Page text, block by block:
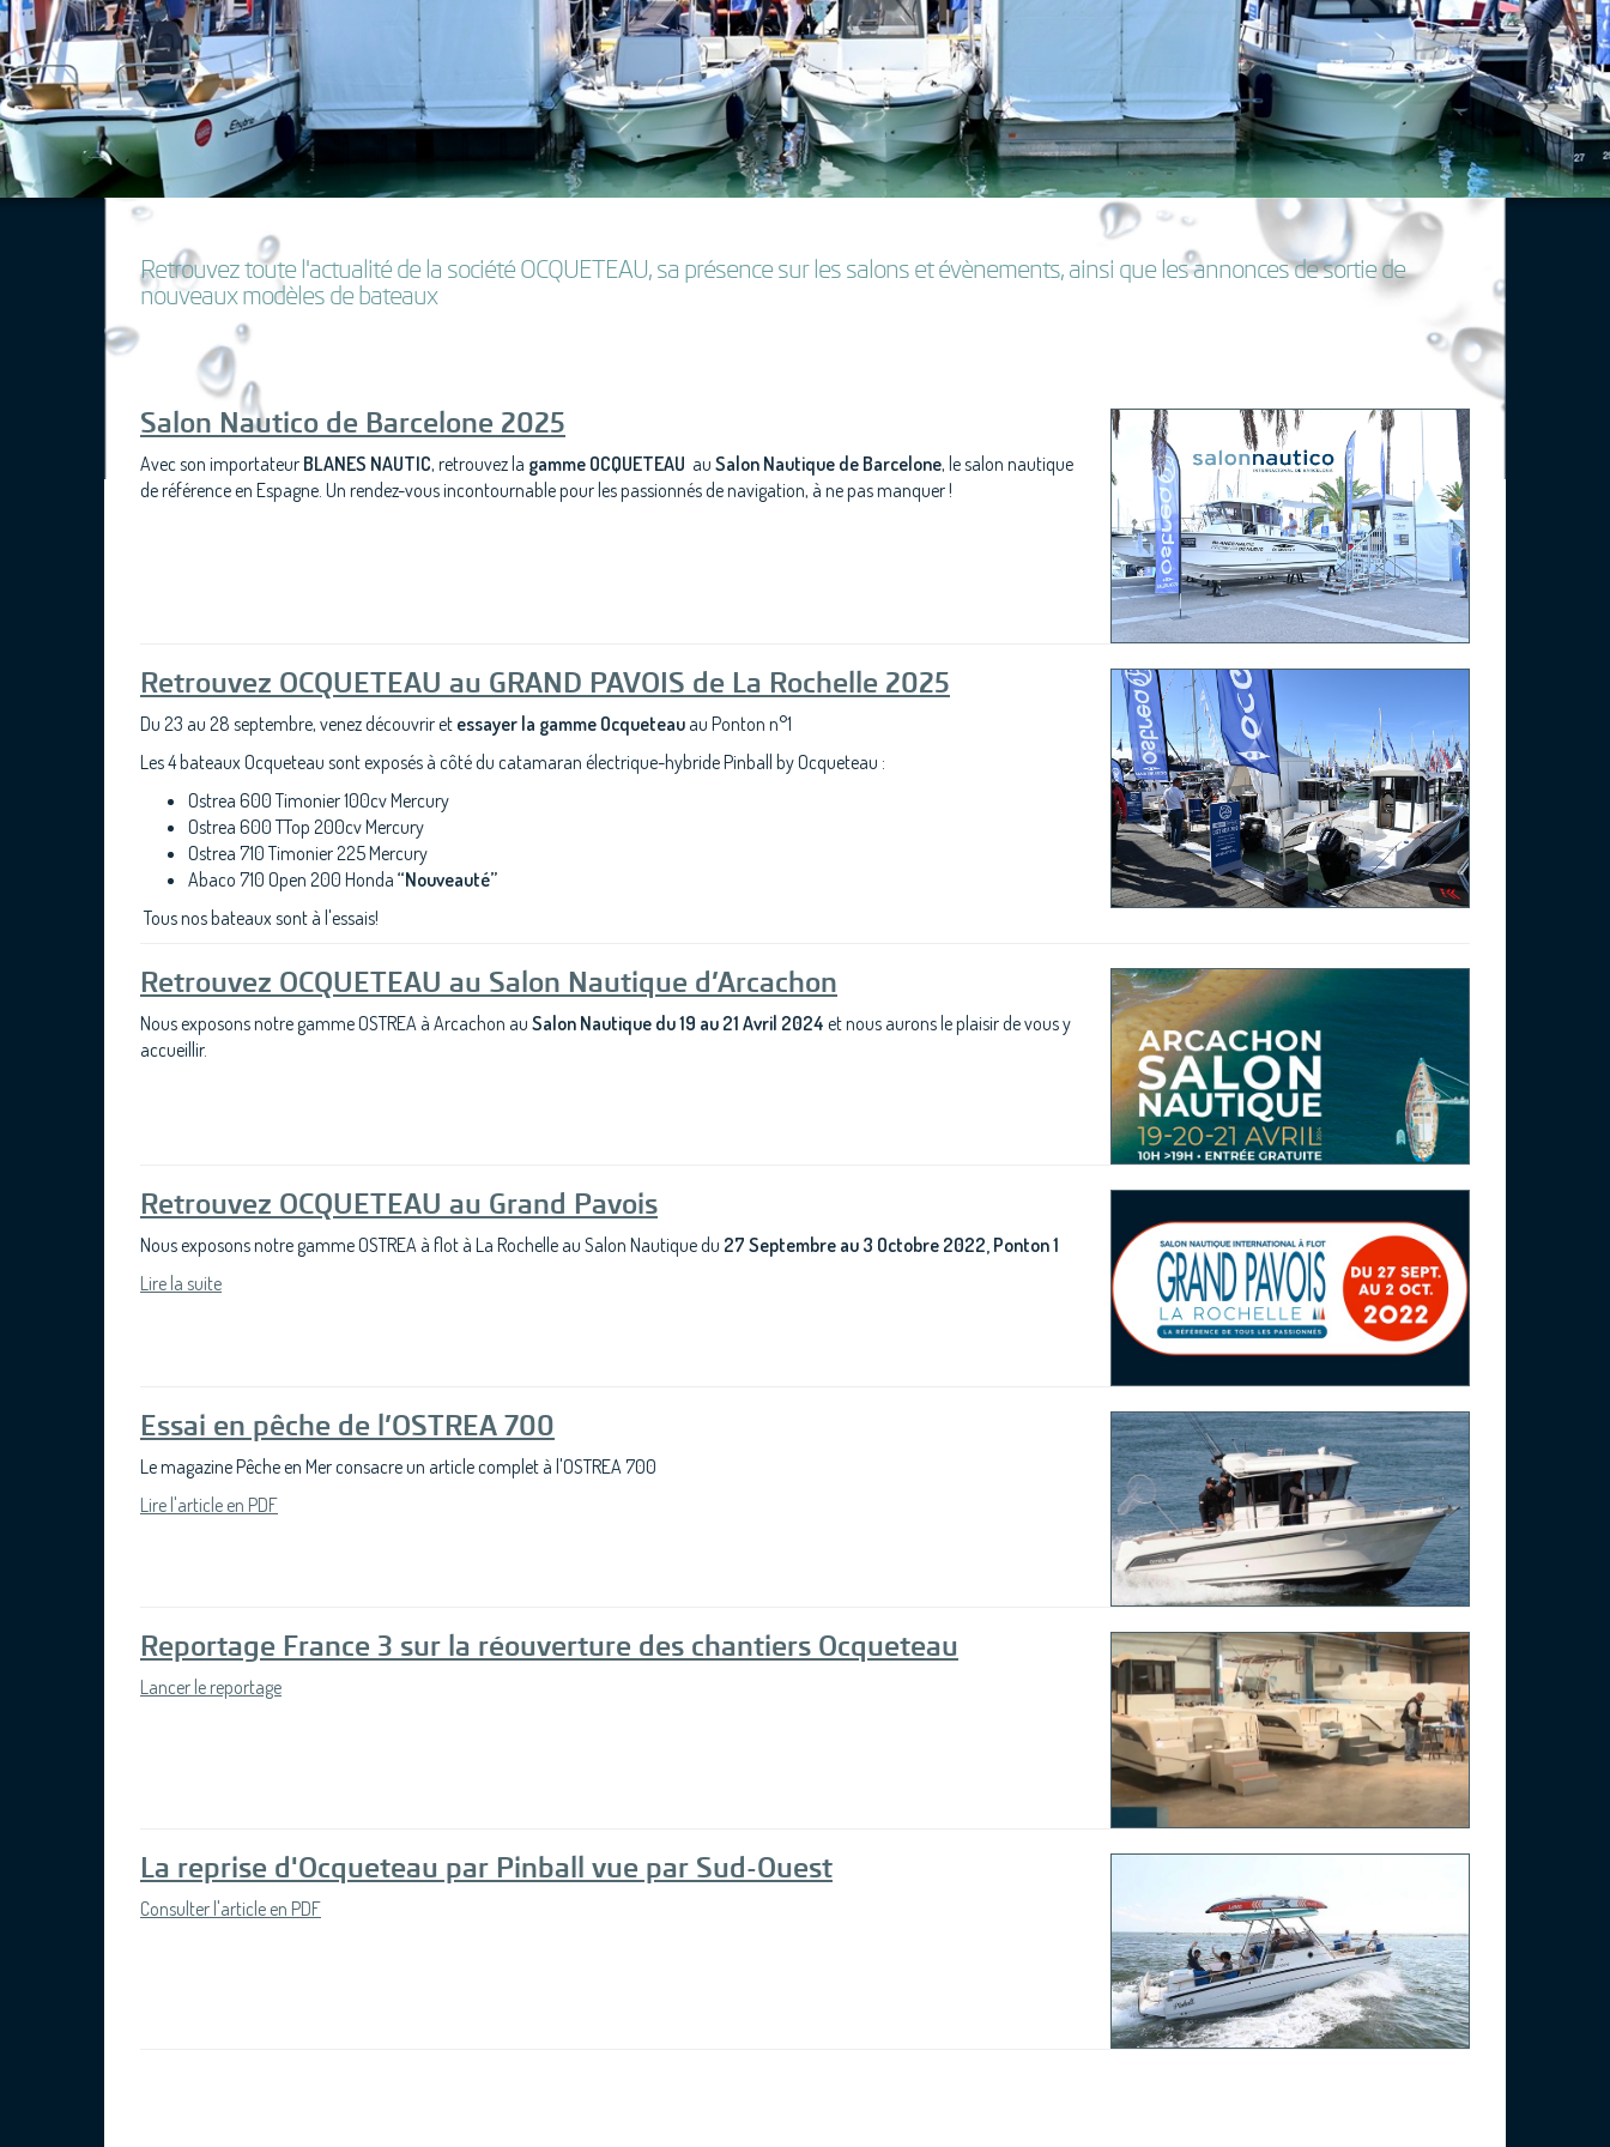
Retrouvez toute l'actualité de la société OCQUETEAU, sa présence sur les salons et évènements, ainsi que les annonces de sortie de
nouveaux modèles de bateaux
Salon Nautico de Barcelone 2025
Avec son importateur BLANES NAUTIC, retrouvez la gamme OCQUETEAU au Salon Nautique de Barcelone, le salon nautique
de référence en Espagne. Un rendez-vous incontournable pour les passionnés de navigation, à ne pas manquer !
Retrouvez OCQUETEAU au GRAND PAVOIS de La Rochelle 2025
Du 23 au 28 septembre, venez découvrir et essayer la gamme Ocqueteau au Ponton n°1
Les 4 bateaux Ocqueteau sont exposés à côté du catamaran électrique-hybride Pinball by Ocqueteau :
Ostrea 600 Timonier 100cv Mercury
Ostrea 600 TTop 200cv Mercury
Ostrea 710 Timonier 225 Mercury
Abaco 710 Open 200 Honda “Nouveauté”
Tous nos bateaux sont à l'essais!
Retrouvez OCQUETEAU au Salon Nautique d’Arcachon
Nous exposons notre gamme OSTREA à Arcachon au Salon Nautique du 19 au 21 Avril 2024 et nous aurons le plaisir de vous y
accueillir.
Retrouvez OCQUETEAU au Grand Pavois
Nous exposons notre gamme OSTREA à flot à La Rochelle au Salon Nautique du 27 Septembre au 3 Octobre 2022, Ponton 1
Lire la suite
Essai en pêche de l’OSTREA 700
Le magazine Pêche en Mer consacre un article complet à l'OSTREA 700
Lire l'article en PDF
Reportage France 3 sur la réouverture des chantiers Ocqueteau
Lancer le reportage
La reprise d'Ocqueteau par Pinball vue par Sud-Ouest
Consulter l'article en PDF